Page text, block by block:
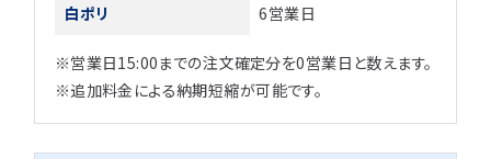
白ポリ
6営業日
※営業日15:00までの注文確定分を0営業日と数えます。
※追加料金による納期短縮が可能です。